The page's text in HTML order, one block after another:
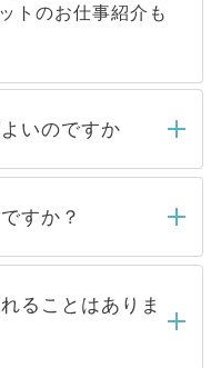
トのお仕事紹介も
いのですか
、弊社担当者がご
後メールもしくは
内にはご連絡をせて
らくお待ちくださ
すか？
扱っている求人の
トからご覧いただ
す。非公開求人は
般には公開してい
ることはありま